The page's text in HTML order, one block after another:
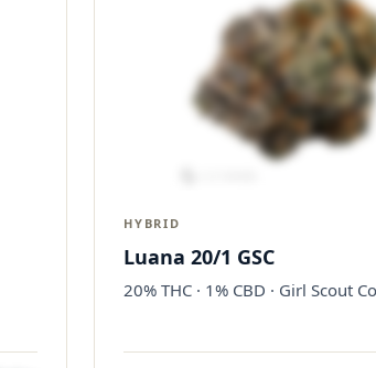
HYBRID
Luana 20/1 GSC
20% THC · 1% CBD · Girl Scout